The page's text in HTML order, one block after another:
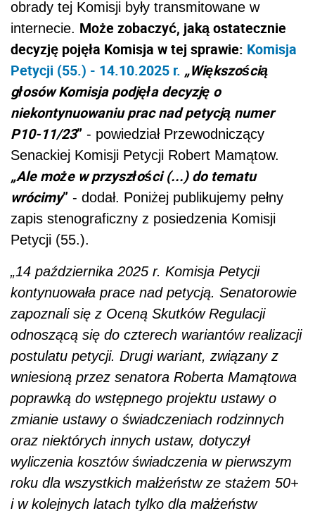
obrady tej Komisji były transmitowane w
internecie. Może zobaczyć, jaką ostatecznie
decyzję pojęła Komisja w tej sprawie: Komisja
Petycji (55.) - 14.10.2025 r. „Większością
głosów Komisja podjęła decyzję o
niekontynuowaniu prac nad petycją numer
P10-11/23” - powiedział Przewodniczący
Senackiej Komisji Petycji Robert Mamątow.
„Ale może w przyszłości (...) do tematu
wrócimy” - dodał. Poniżej publikujemy pełny
zapis stenograficzny z posiedzenia Komisji
Petycji (55.).
„14 października 2025 r. Komisja Petycji
kontynuowała prace nad petycją. Senatorowie
zapoznali się z Oceną Skutków Regulacji
odnoszącą się do czterech wariantów realizacji
postulatu petycji. Drugi wariant, związany z
wniesioną przez senatora Roberta Mamątowa
poprawką do wstępnego projektu ustawy o
zmianie ustawy o świadczeniach rodzinnych
oraz niektórych innych ustaw, dotyczył
wyliczenia kosztów świadczenia w pierwszym
roku dla wszystkich małżeństw ze stażem 50+
i w kolejnych latach tylko dla małżeństw